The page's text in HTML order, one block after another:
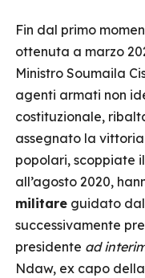
Fin dal primo
ottenuta a marzo
Ministro Soumaila
agenti armati non
costituzionale,
assegnato la
popolari, scoppiate
all’agosto 2020,
militare guidato dal
successivamente
presidente ad
Ndaw, ex capo